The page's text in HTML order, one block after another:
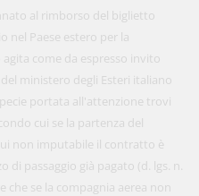
al rimborso del biglietto
nel Paese estero per la
come da espresso invito
ministero degli Esteri italiano
portata all'attenzione trovi
cui se la partenza del
non imputabile il contratto è
passaggio già pagato (d. lgs. n.
che se la compagnia aerea non
ANNUALI
risparmi il 21%!
ora
ora